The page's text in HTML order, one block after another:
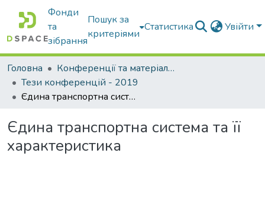
Фонди
та
зібрання
Пошук за
критеріями
Статистика Увійти
Головна
Конференції та матеріали конференцій
Тези конференцій - 2019
Єдина транспортна система та її характеристика
Єдина транспортна система та її
характеристика